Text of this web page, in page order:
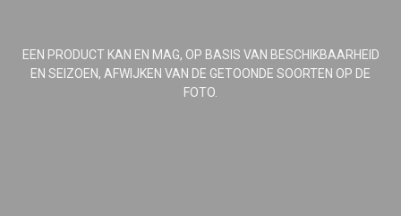
EEN PRODUCT KAN EN MAG, OP BASIS VAN BESCHIKBAARHEID
EN SEIZOEN, AFWIJKEN VAN DE GETOONDE SOORTEN OP DE
FOTO.